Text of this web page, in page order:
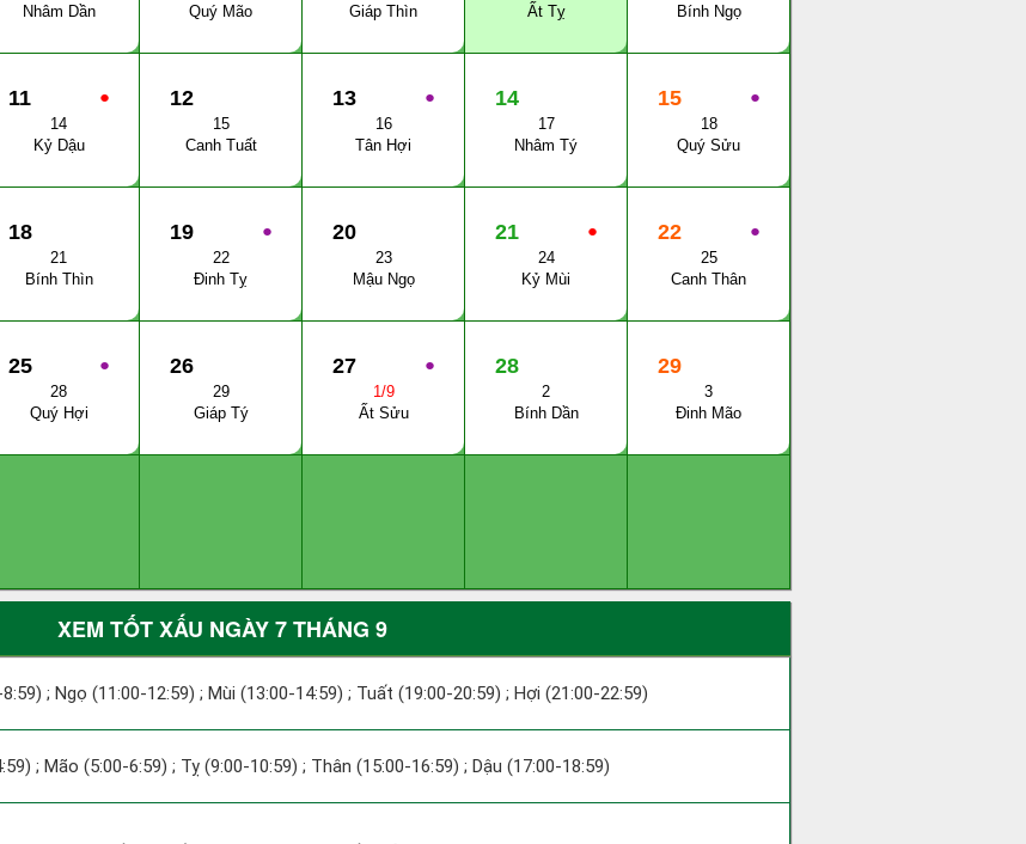
Nhâm Dần
Quý Mão
Giáp Thìn
Ất Tỵ
Bính Ngọ
●
11
14
Kỷ Dậu
12
15
Canh Tuất
●
13
16
Tân Hợi
14
17
Nhâm Tý
●
15
18
Quý Sửu
18
21
Bính Thìn
●
19
22
Đinh Tỵ
20
23
Mậu Ngọ
●
21
24
Kỷ Mùi
●
22
25
Canh Thân
●
25
28
Quý Hợi
26
29
Giáp Tý
●
27
1/9
Ất Sửu
28
2
Bính Dần
29
3
Đinh Mão
XEM TỐT XẤU NGÀY 7 THÁNG 9
; Ngọ (11:00-12:59) ; Mùi (13:00-14:59) ; Tuất (19:00-20:59) ; Hợi (21:00-22:59)
; Mão (5:00-6:59) ; Tỵ (9:00-10:59) ; Thân (15:00-16:59) ; Dậu (17:00-18:59)